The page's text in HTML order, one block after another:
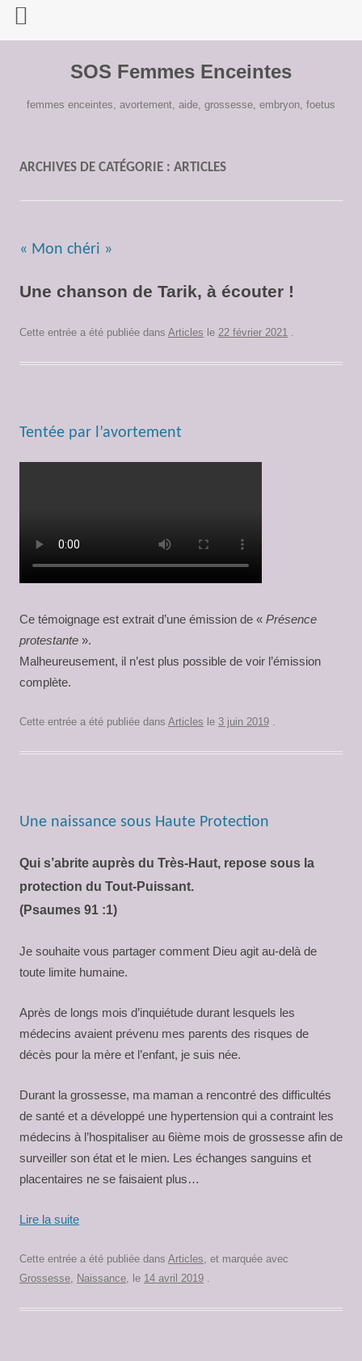
SOS Femmes Enceintes
femmes enceintes, avortement, aide, grossesse, embryon, foetus
ARCHIVES DE CATÉGORIE : ARTICLES
« Mon chéri »
Une chanson de Tarik, à écouter !
Cette entrée a été publiée dans Articles le 22 février 2021 .
Tentée par l’avortement
Ce témoignage est extrait d’une émission de « Présence
protestante ».
Malheureusement, il n’est plus possible de voir l’émission
complète.
Cette entrée a été publiée dans Articles le 3 juin 2019 .
Une naissance sous Haute Protection
Qui s’abrite auprès du Très-Haut, repose sous la
protection du Tout-Puissant.
(Psaumes 91 :1)
Je souhaite vous partager comment Dieu agit au-delà de
toute limite humaine.
Après de longs mois d’inquiétude durant lesquels les
médecins avaient prévenu mes parents des risques de
décès pour la mère et l’enfant, je suis née.
Durant la grossesse, ma maman a rencontré des difficultés
de santé et a développé une hypertension qui a contraint les
médecins à l’hospitaliser au 6ième mois de grossesse afin de
surveiller son état et le mien. Les échanges sanguins et
placentaires ne se faisaient plus…
Lire la suite
Cette entrée a été publiée dans Articles, et marquée avec
Grossesse, Naissance, le 14 avril 2019 .